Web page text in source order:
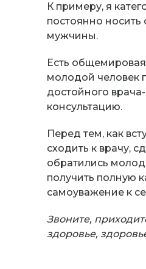
К примеру, я
постоянно носить
мужчины.
Есть
молодой человек
достойного
консультацию.
Перед тем, как
сходить к врачу,
обратились
получить полную
самоуважение к
Звоните,
здоровье,